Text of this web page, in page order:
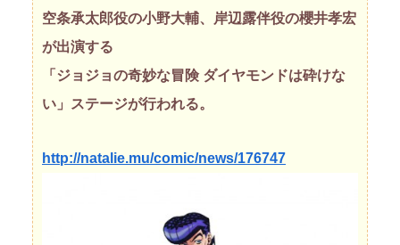
空条承太郎役の小野大輔、岸辺露伴役の櫻井孝宏
が出演する
「ジョジョの奇妙な冒険 ダイヤモンドは砕けな
い」ステージが行われる。
http://natalie.mu/comic/news/176747